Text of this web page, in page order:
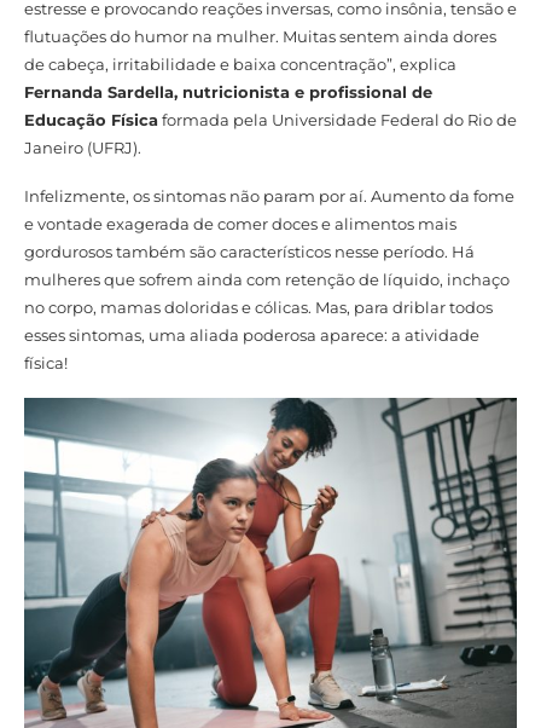
estresse e provocando reações inversas, como insônia, tensão e
flutuações do humor na mulher. Muitas sentem ainda dores
de cabeça, irritabilidade e baixa concentração”, explica
Fernanda Sardella, nutricionista e profissional de
Educação Físicaformada pela Universidade Federal do Rio de
Janeiro (UFRJ).
Infelizmente, os sintomas não param por aí. Aumento da fome
e vontade exagerada de comer doces e alimentos mais
gordurosos também são característicos nesse período. Há
mulheres que sofrem ainda com retenção de líquido, inchaço
no corpo, mamas doloridas e cólicas. Mas, para driblar todos
esses sintomas, uma aliada poderosa aparece: a atividade
física!